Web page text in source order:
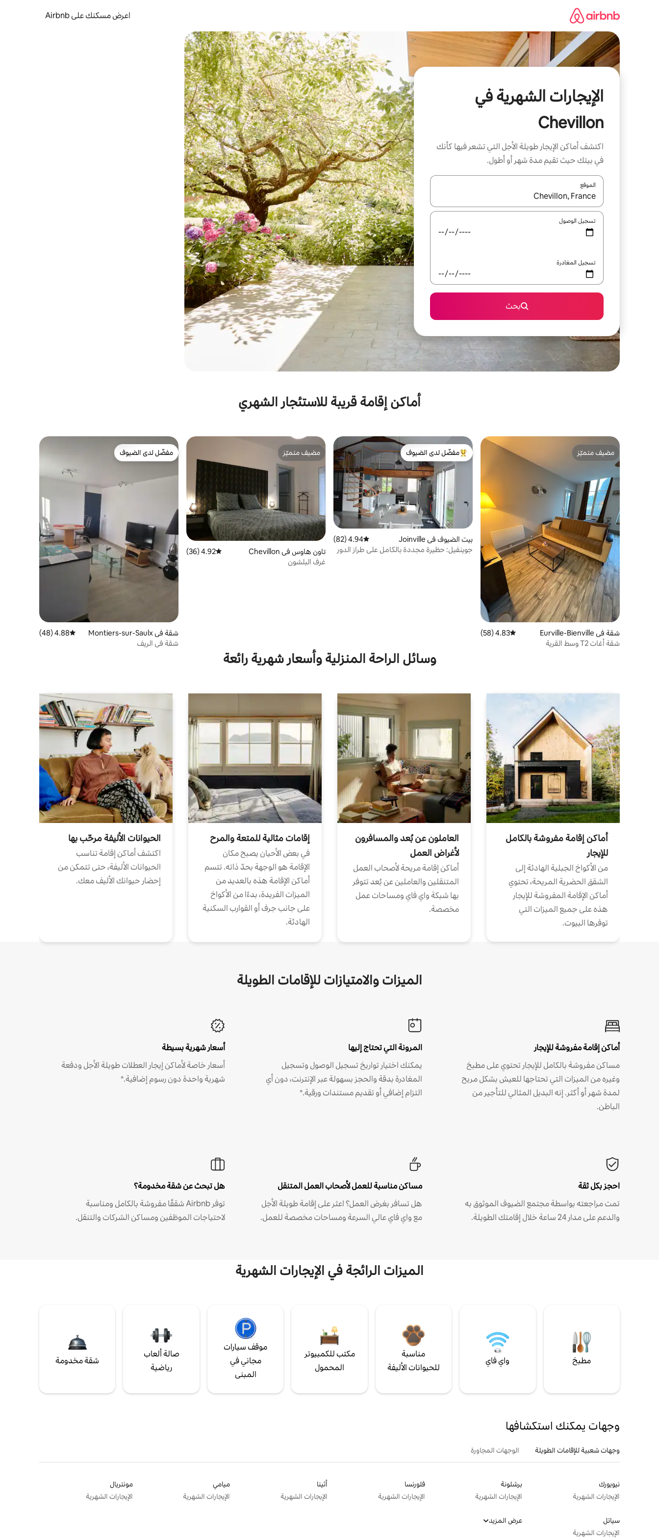
اعرض مسكنك على Airbnb
الإيجارات الشهرية في
Chevillon
اكتشف أماكن الإيجار طويلة الأجل التي تشعر فيها كأنك
في بيتك حيث تقيم مدة شهر أو أطول.
الموقع
عند توفر النتائج، انتقل باستخدام السهمين لأعلى ولأسفل أو استكشف عن طريق اللمس أو السحب.
تسجيل الوصول
تسجيل المغادرة
بحث
أماكن إقامة قريبة للاستئجار الشهري
مضيف متميّز
مضيف متميّز
شقة في Eurville-Bienville متوسط التقييم 4.83 من 5، 58 مراجعات
4.83 (58)
شقة أغات T2 وسط القرية
من أبرز البيوت المفضّلة لدى الضيوف
مفضّل لدى الضيوف
بيت الضيوف في Joinville متوسط التقييم 4.94 من 5، 82 مراجعات
4.94 (82)
جوينفيل: حظيرة مجددة بالكامل على طراز الدور
مضيف متميّز
مضيف متميّز
تاون هاوس في Chevillon متوسط التقييم 4.92 من 5، 36 مراجعات
4.92 (36)
غرف البلشون
مفضّل لدى الضيوف
مفضّل لدى الضيوف
شقة في Montiers-sur-Saulx متوسط التقييم 4.88 من 5، 48 مراجعات
4.88 (48)
شقة في الريف
وسائل الراحة المنزلية وأسعار شهرية رائعة
أماكن إقامة مفروشة بالكامل
للإيجار
من الأكواخ الجبلية الهادئة إلى
الشقق الحضرية المريحة، تحتوي
أماكن الإقامة المفروشة للإيجار
هذه على جميع الميزات التي
توفرها البيوت.
العاملون عن بُعد والمسافرون
لأغراض العمل
أماكن إقامة مريحة لأصحاب العمل
المتنقلين والعاملين عن بُعد تتوفر
بها شبكة واي فاي ومساحات عمل
مخصصة.
إقامات مثالية للمتعة والمرح
في بعض الأحيان يصبح مكان
الإقامة هو الوجهة بحدّ ذاته. تتسم
أماكن الإقامة هذه بالعديد من
الميزات الفريدة، بدءًا من الأكواخ
على جانب جرف أو القوارب السكنية
الهادئة.
الحيوانات الأليفة مرحّب بها
اكتشف أماكن إقامة تناسب
الحيوانات الأليفة، حتى تتمكن من
إحضار حيوانك الأليف معك.
الميزات والامتيازات للإقامات الطويلة
أماكن إقامة مفروشة للإيجار
مساكن مفروشة بالكامل للإيجار تحتوي على مطبخ
وغيره من الميزات التي تحتاجها للعيش بشكل مريح
لمدة شهر أو أكثر. إنه البديل المثالي للتأجير من
الباطن.
المرونة التي تحتاج إليها
يمكنك اختيار تواريخ تسجيل الوصول وتسجيل
المغادرة بدقة والحجز بسهولة عبر الإنترنت، دون أي
التزام إضافي أو تقديم مستندات ورقية.*
أسعار شهرية بسيطة
أسعار خاصة لأماكن إيجار العطلات طويلة الأجل ودفعة
شهرية واحدة دون رسوم إضافية.*
احجز بكل ثقة
تمت مراجعته بواسطة مجتمع الضيوف الموثوق به
والدعم على مدار 24 ساعة خلال إقامتك الطويلة.
مساكن مناسبة للعمل لأصحاب العمل المتنقل
هل تسافر بغرض العمل؟ اعثر على إقامة طويلة الأجل
مع واي فاي عالي السرعة ومساحات مخصصة للعمل.
هل تبحث عن شقة مخدومة؟
توفر Airbnb شققًا مفروشة بالكامل ومناسبة
لاحتياجات الموظفين ومساكن الشركات والتنقل.
الميزات الرائجة في الإيجارات الشهرية
مطبخ واي فاي
مناسبة
للحيوانات الأليفة
مكتب للكمبيوتر
المحمول
موقف سيارات
مجاني في
المبنى
صالة ألعاب
رياضية
شقة مخدومة
وجهات يمكنك استكشافها
وجهات شعبية للإقامات الطويلة الوجهات المجاورة
نيويورك
الإيجارات الشهرية
برشلونة
الإيجارات الشهرية
فلورنسا
الإيجارات الشهرية
أثينا
الإيجارات الشهرية
ميامي
الإيجارات الشهرية
مونتريال
الإيجارات الشهرية
سياتل
الإيجارات الشهرية
عرض المزيد